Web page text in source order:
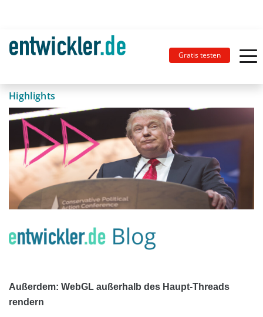
Gratis testen
Highlights
Außerdem: WebGL außerhalb des Haupt-Threads
rendern